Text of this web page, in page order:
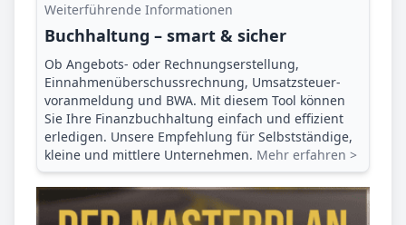
Weiterführende Informationen
Buchhaltung – smart & sicher
Ob Angebots- oder Rechnungserstellung,
Einnahmenüberschuss­rechnung, Umsatzsteuer­
voranmeldung und BWA. Mit diesem Tool können
Sie Ihre Finanz­buchhaltung einfach und effizient
erledigen. Unsere Empfehlung für Selbstständige,
kleine und mittlere Unternehmen. Mehr erfahren >